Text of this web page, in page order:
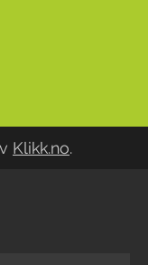
Klikk.no.